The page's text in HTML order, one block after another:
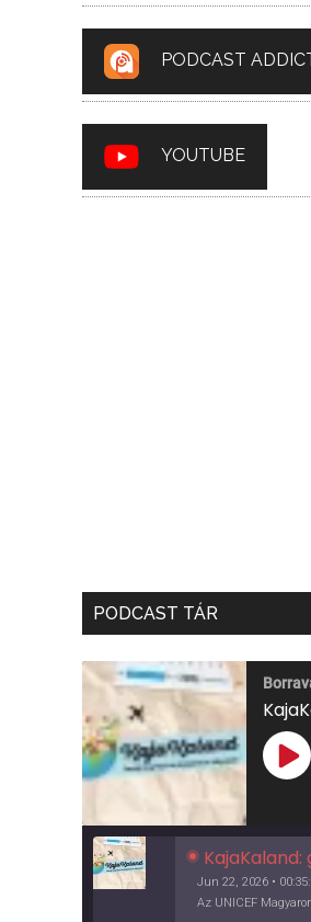
PODCAST
YOUTUBE
PODCAST TÁR
KajaKaland:
Jun 22, 2026 •